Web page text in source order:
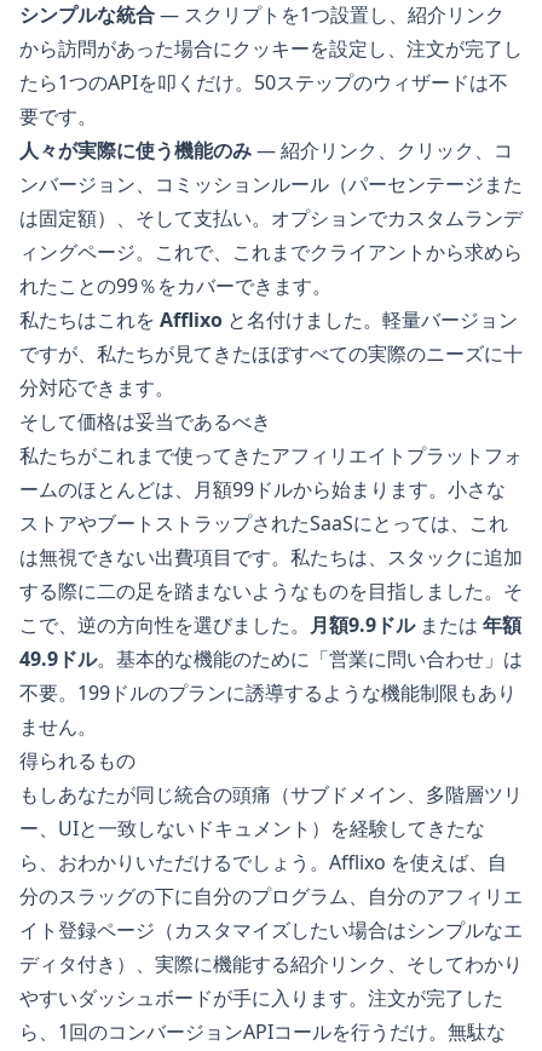
シンプルな統合— スクリプトを1つ設置し、紹介リンク
から訪問があった場合にクッキーを設定し、注文が完了し
たら1つのAPIを叩くだけ。50ステップのウィザードは不
要です。
人々が実際に使う機能のみ— 紹介リンク、クリック、コ
ンバージョン、コミッションルール（パーセンテージまた
は固定額）、そして支払い。オプションでカスタムランデ
ィングページ。これで、これまでクライアントから求めら
れたことの99％をカバーできます。
私たちはこれを Afflixo と名付けました。軽量バージョン
ですが、私たちが見てきたほぼすべての実際のニーズに十
分対応できます。
そして価格は妥当であるべき
私たちがこれまで使ってきたアフィリエイトプラットフォ
ームのほとんどは、月額99ドルから始まります。小さな
ストアやブートストラップされたSaaSにとっては、これ
は無視できない出費項目です。私たちは、スタックに追加
する際に二の足を踏まないようなものを目指しました。そ
こで、逆の方向性を選びました。 月額9.9ドルまたは 年額
49.9ドル。基本的な機能のために「営業に問い合わせ」は
不要。199ドルのプランに誘導するような機能制限もあり
ません。
得られるもの
もしあなたが同じ統合の頭痛（サブドメイン、多階層ツリ
ー、UIと一致しないドキュメント）を経験してきたな
ら、おわかりいただけるでしょう。Afflixo を使えば、自
分のスラッグの下に自分のプログラム、自分のアフィリエ
イト登録ページ（カスタマイズしたい場合はシンプルなエ
ディタ付き）、実際に機能する紹介リンク、そしてわかり
やすいダッシュボードが手に入ります。注文が完了した
ら、1回のコンバージョンAPIコールを行うだけ。無駄な